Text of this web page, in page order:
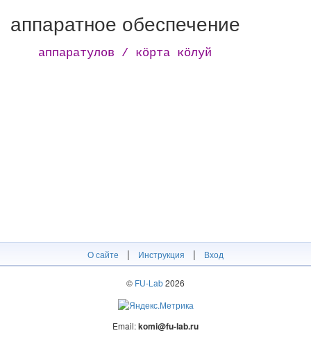
аппаратное обеспечение
аппаратулов / кӧрта кӧлуй
О сайте | Инструкция | Вход
© FU-Lab2026
Email:komi@fu-lab.ru